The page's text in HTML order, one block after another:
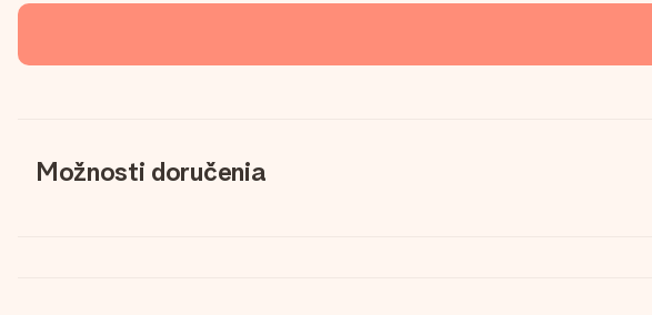
Možnosti doručenia